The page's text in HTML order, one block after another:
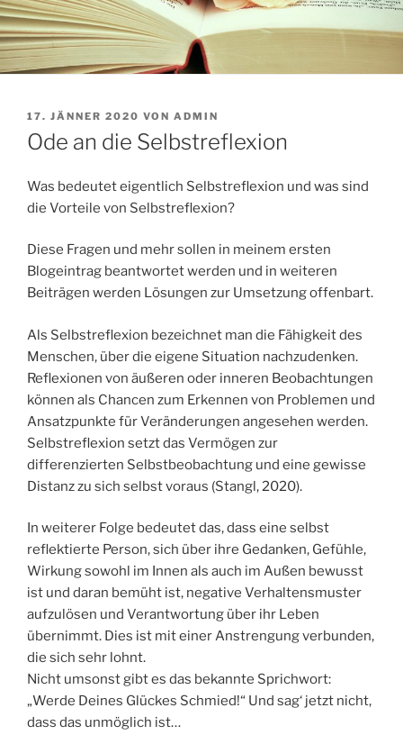
VERÖFFENTLICHT
AM
17. JÄNNER 2020 VON ADMIN
Ode an die Selbstreflexion
Was bedeutet eigentlich Selbstreflexion und was sind
die Vorteile von Selbstreflexion?
Diese Fragen und mehr sollen in meinem ersten
Blogeintrag beantwortet werden und in weiteren
Beiträgen werden Lösungen zur Umsetzung offenbart.
Als Selbstreflexion bezeichnet man die Fähigkeit des
Menschen, über die eigene Situation nachzudenken.
Reflexionen von äußeren oder inneren Beobachtungen
können als Chancen zum Erkennen von Problemen und
Ansatzpunkte für Veränderungen angesehen werden.
Selbstreflexion setzt das Vermögen zur
differenzierten Selbstbeobachtung und eine gewisse
Distanz zu sich selbst voraus (Stangl, 2020).
In weiterer Folge bedeutet das, dass eine selbst
reflektierte Person, sich über ihre Gedanken, Gefühle,
Wirkung sowohl im Innen als auch im Außen bewusst
ist und daran bemüht ist, negative Verhaltensmuster
aufzulösen und Verantwortung über ihr Leben
übernimmt. Dies ist mit einer Anstrengung verbunden,
die sich sehr lohnt.
Nicht umsonst gibt es das bekannte Sprichwort:
„Werde Deines Glückes Schmied!“ Und sag‘ jetzt nicht,
dass das unmöglich ist…